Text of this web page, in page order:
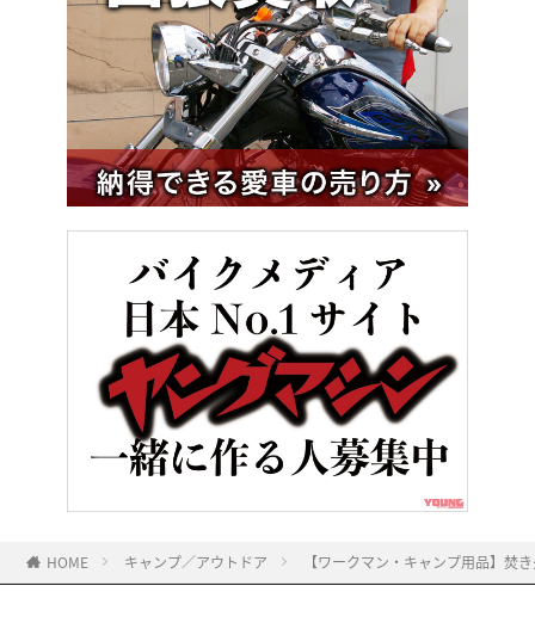
HOME キャンプ／アウトドア 【ワークマン・キャンプ用品】焚